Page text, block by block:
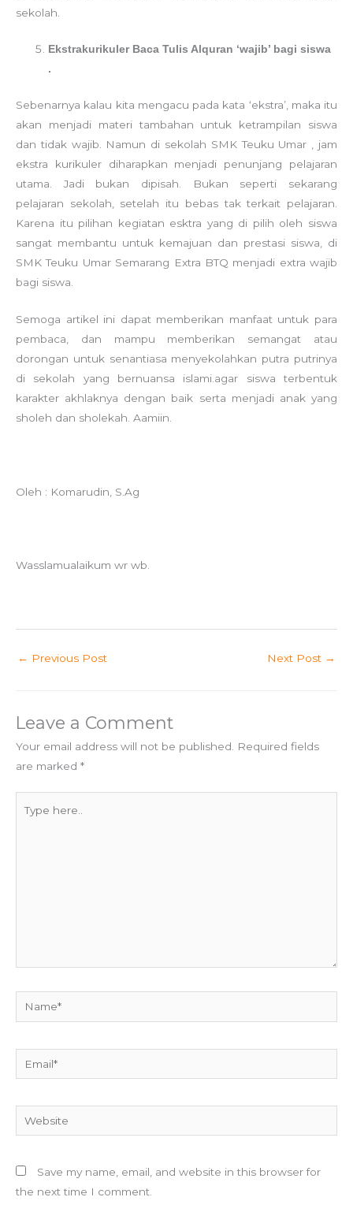
sekolah.
Ekstrakurikuler Baca Tulis Alquran ‘wajib’ bagi siswa
.
Sebenarnya kalau kita mengacu pada kata ‘ekstra’, maka itu
akan menjadi materi tambahan untuk ketrampilan siswa
dan tidak wajib. Namun di sekolah SMK Teuku Umar , jam
ekstra kurikuler diharapkan menjadi penunjang pelajaran
utama. Jadi bukan dipisah. Bukan seperti sekarang
pelajaran sekolah, setelah itu bebas tak terkait pelajaran.
Karena itu pilihan kegiatan esktra yang di pilih oleh siswa
sangat membantu untuk kemajuan dan prestasi siswa, di
SMK Teuku Umar Semarang Extra BTQ menjadi extra wajib
bagi siswa.
Semoga artikel ini dapat memberikan manfaat untuk para
pembaca, dan mampu memberikan semangat atau
dorongan untuk senantiasa menyekolahkan putra putrinya
di sekolah yang bernuansa islami.agar siswa terbentuk
karakter akhlaknya dengan baik serta menjadi anak yang
sholeh dan sholekah. Aamiin.
Oleh : Komarudin, S.Ag
Wasslamualaikum wr wb.
← Previous Post Next Post →
Leave a Comment
Your email address will not be published.
Required fields
are marked *
here..
Website
Save my name, email, and website in this browser for
the next time I comment.